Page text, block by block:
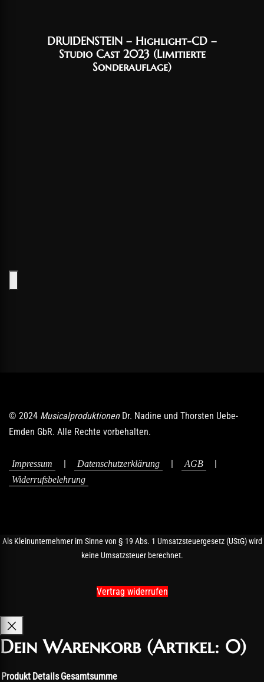
DRUIDENSTEIN – Highlight-CD –
Studio Cast 2023 (Limitierte
Sonderauflage)
© 2024 MusicalproduktionenDr. Nadine und Thorsten Uebe-
Emden GbR. Alle Rechte vorbehalten.
Impressum Datenschutzerklärung AGB
Widerrufsbelehrung
Als Kleinunternehmer im Sinne von § 19 Abs. 1 Umsatzsteuergesetz (UStG) wird
keine Umsatzsteuer berechnet.
Vertrag widerrufen
Dein Warenkorb (Artikel: 0)
Produkt Details Gesamtsumme